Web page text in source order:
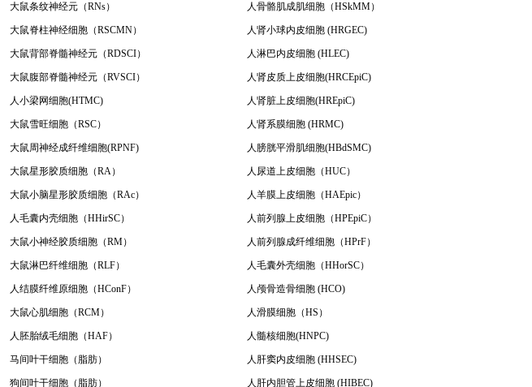
大鼠条纹神经元（RNs） 人骨骼肌成肌细胞（HSkMM）
大鼠脊柱神经细胞（RSCMN） 人肾小球内皮细胞 (HRGEC)
大鼠背部脊髓神经元（RDSCI） 人淋巴内皮细胞 (HLEC)
大鼠腹部脊髓神经元（RVSCI） 人肾皮质上皮细胞(HRCEpiC)
人小梁网细胞(HTMC) 人肾脏上皮细胞(HREpiC)
大鼠雪旺细胞（RSC） 人肾系膜细胞 (HRMC)
大鼠周神经成纤维细胞(RPNF) 人膀胱平滑肌细胞(HBdSMC)
大鼠星形胶质细胞（RA） 人尿道上皮细胞（HUC）
大鼠小脑星形胶质细胞（RAc） 人羊膜上皮细胞（HAEpic）
人毛囊内壳细胞（HHirSC） 人前列腺上皮细胞（HPEpiC）
大鼠小神经胶质细胞（RM） 人前列腺成纤维细胞（HPrF）
大鼠淋巴纤维细胞（RLF） 人毛囊外壳细胞（HHorSC）
人结膜纤维原细胞（HConF） 人颅骨造骨细胞 (HCO)
大鼠心肌细胞（RCM） 人滑膜细胞（HS）
人胚胎绒毛细胞（HAF） 人髓核细胞(HNPC)
马间叶干细胞（脂肪） 人肝窦内皮细胞 (HHSEC)
狗间叶干细胞（脂肪） 人肝内胆管上皮细胞 (HIBEC)